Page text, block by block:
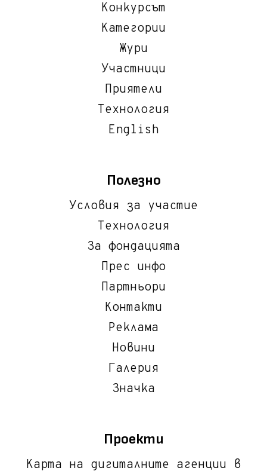
Конкурсът
Категории
Жури
Участници
Приятели
Технология
English
Полезно
Условия за участие
Технология
За фондацията
Прес инфо
Партньори
Контакти
Реклама
Новини
Галерия
Значка
Проекти
Карта на дигиталните агенции в